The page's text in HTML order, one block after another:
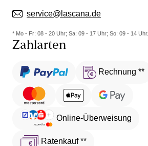
service@lascana.de
* Mo - Fr: 08 - 20 Uhr; Sa: 09 - 17 Uhr; So: 09 - 14 Uhr.
Zahlarten
Rechnung **
Online-Überweisung
Ratenkauf **